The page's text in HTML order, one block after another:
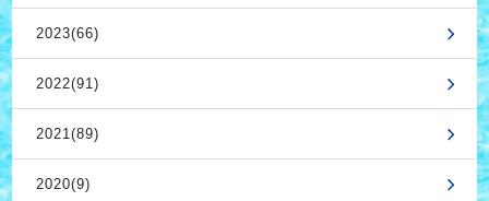
2023(66)
2022(91)
2021(89)
2020(9)